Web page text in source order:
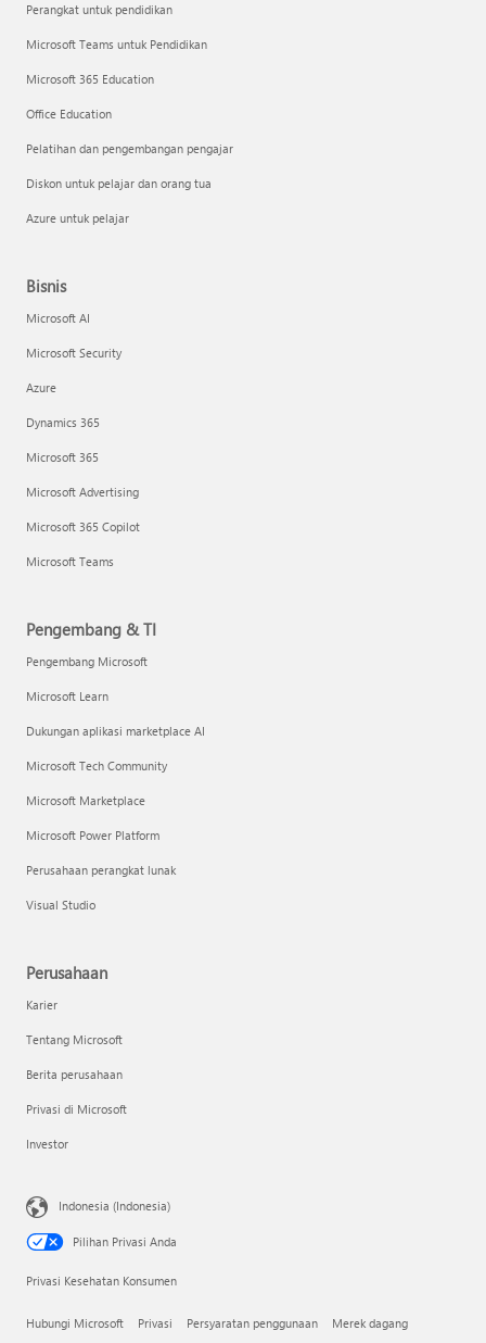
Perangkat untuk pendidikan
Microsoft Teams untuk Pendidikan
Microsoft 365 Education
Office Education
Pelatihan dan pengembangan pengajar
Diskon untuk pelajar dan orang tua
Azure untuk pelajar
Bisnis
Microsoft AI
Microsoft Security
Azure
Dynamics 365
Microsoft 365
Microsoft Advertising
Microsoft 365 Copilot
Microsoft Teams
Pengembang & TI
Pengembang Microsoft
Microsoft Learn
Dukungan aplikasi marketplace AI
Microsoft Tech Community
Microsoft Marketplace
Microsoft Power Platform
Perusahaan perangkat lunak
Visual Studio
Perusahaan
Karier
Tentang Microsoft
Berita perusahaan
Privasi di Microsoft
Investor
Indonesia (Indonesia)
Pilihan Privasi Anda
Privasi Kesehatan Konsumen
Hubungi Microsoft Privasi Persyaratan penggunaan Merek dagang